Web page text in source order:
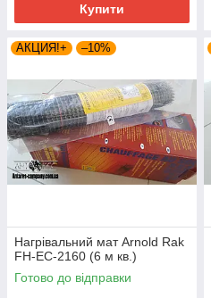
Купити
АКЦИЯ!+ –10%
Нагрівальний мат Arnold Rak
FH-EC-2160 (6 м кв.)
Готово до відправки